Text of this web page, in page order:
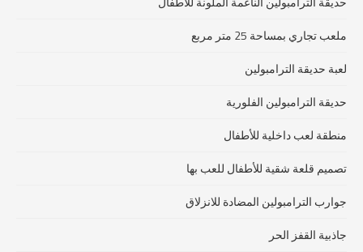
ملعب تجاري بمساحة 25 متر مربع
لعبة حديقة الترامبولين
حديقة الترامبولين الفلورية
منطقة لعب داخلية للأطفال
تصميم قلعة شقية للأطفال للعب بها
جوارب الترامبولين المضادة للانزلاق
جاذبية القفز الحر